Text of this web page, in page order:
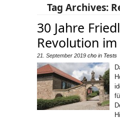
Tag Archives:
30 Jahre
Revolution
21. September 2019 cho in Tests